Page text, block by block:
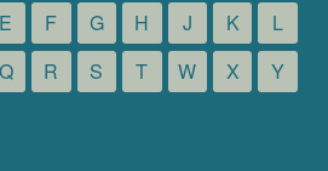
E F G H J K
L
Q R S T W X
Y